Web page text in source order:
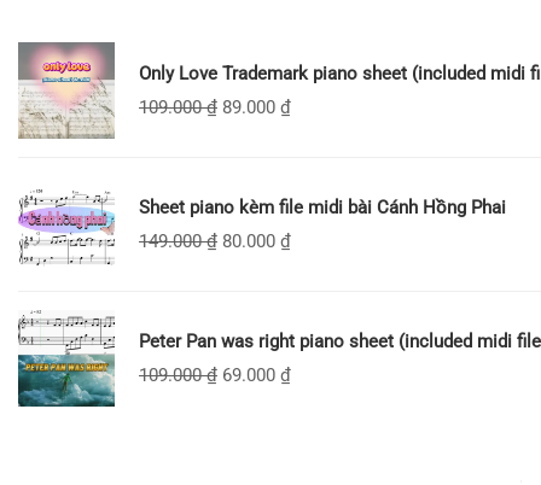
Only Love Trademark piano sheet (included midi
109.000₫ 89.000 ₫
Sheet piano kèm file midi bài Cánh Hồng Phai
149.000₫ 80.000 ₫
Peter Pan was right piano sheet (included midi
109.000₫ 69.000 ₫